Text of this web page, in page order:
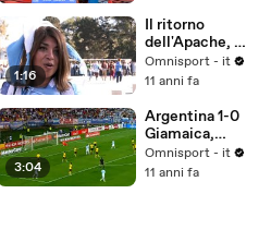
1:16
Il ritorno
dell'Apache, il
popolo del
Boca aspetta
Omnisport - it
11 anni fa
3:04
Argentina 1-0
Giamaica,
gruppo B
Omnisport - it
11 anni fa